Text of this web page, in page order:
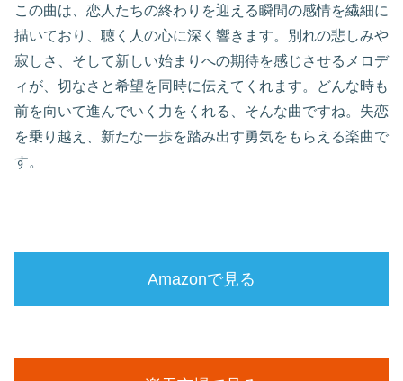
この曲は、恋人たちの終わりを迎える瞬間の感情を繊細に
描いており、聴く人の心に深く響きます。別れの悲しみや
寂しさ、そして新しい始まりへの期待を感じさせるメロデ
ィが、切なさと希望を同時に伝えてくれます。どんな時も
前を向いて進んでいく力をくれる、そんな曲ですね。失恋
を乗り越え、新たな一歩を踏み出す勇気をもらえる楽曲で
す。
Amazonで見る